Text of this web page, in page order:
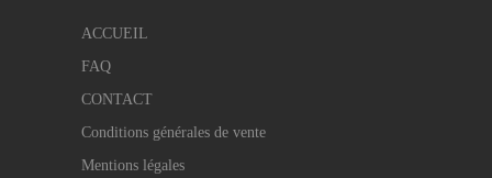
ACCUEIL
FAQ
CONTACT
Conditions générales de vente
Mentions légales